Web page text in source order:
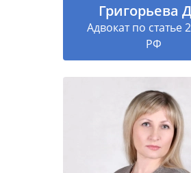
Григорьева
Адвокат по статье
РФ